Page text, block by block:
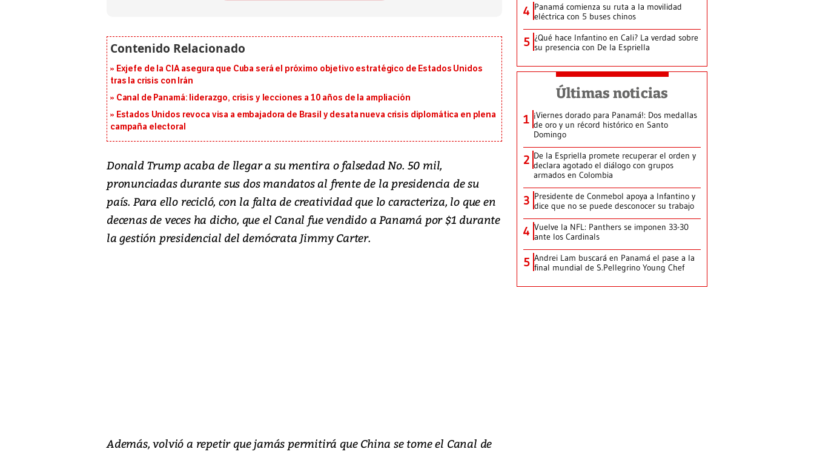
Exjefe de la CIA asegura que Cuba será el próximo objetivo estratégico de Estados Unidos
tras la crisis con Irán
Canal de Panamá: liderazgo, crisis y lecciones a 10 años de la ampliación
Estados Unidos revoca visa a embajadora de Brasil y desata nueva crisis diplomática en plena
campaña electoral
Donald Trump acaba de llegar a su mentira o falsedad No. 50 mil,
pronunciadas durante sus dos mandatos al frente de la presidencia de su
país. Para ello recicló, con la falta de creatividad que lo caracteriza, lo que en
decenas de veces ha dicho, que el Canal fue vendido a Panamá por $1 durante
la gestión presidencial del demócrata Jimmy Carter.
Además, volvió a repetir que jamás permitirá que China se tome el Canal de
4 Panamá comienza su ruta a la movilidad
eléctrica con 5 buses chinos
5 ¿Qué hace Infantino en Cali? La verdad sobre
su presencia con De la Espriella
Últimas noticias
1 ¡Viernes dorado para Panamá!: Dos medallas
de oro y un récord histórico en Santo
Domingo
2 De la Espriella promete recuperar el orden y
declara agotado el diálogo con grupos
armados en Colombia
3 Presidente de Conmebol apoya a Infantino y
dice que no se puede desconocer su trabajo
4 Vuelve la NFL: Panthers se imponen 33-30
ante los Cardinals
5 Andrei Lam buscará en Panamá el pase a la
final mundial de S.Pellegrino Young Chef